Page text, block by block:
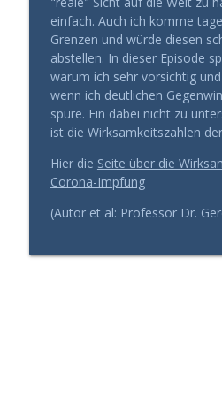
aufblühen (statt zu
Gesund Führen - der
Mit 60 mehr Energie
(Das Geheimnis der
Gesund Führen - der
Die „Vernunft-Falle“:
Chefs der Durchbruch
Gesund Führen - der
Blutwerte top,
einfach. Auch ich komme
Grenzen und würde diesen
abstellen. In dieser Episode
warum ich sehr vorsichtig
wenn ich deutlichen
spüre. Ein dabei nicht zu
ist die Wirksamkeitszahlen
Hier die Seite über die
Corona-Impfung
(Autor et al: Professor Dr.